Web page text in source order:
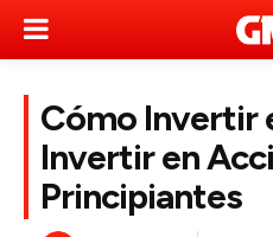
Cómo Invertir
Invertir en
Principiantes